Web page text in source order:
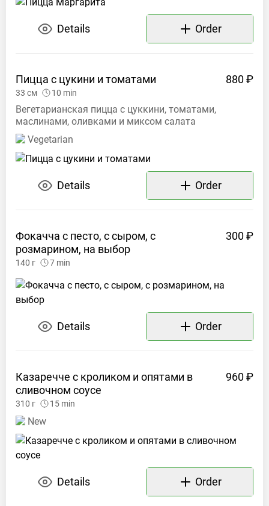
Details Order
Пицца с цукини и томатами 880 ₽
33 см 10 min
Вегетарианская пицца с цуккини, томатами,
маслинами, оливками и миксом салата
Vegetarian
Details Order
Фокачча с песто, с сыром, с
розмарином, на выбор
300 ₽
140 г 7 min
Details Order
Казаречче с кроликом и опятами в
сливочном соусе
960 ₽
310 г 15 min
New
Details Order